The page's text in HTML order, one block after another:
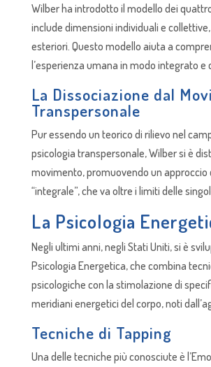
Wilber ha introdotto il modello dei
include dimensioni individuali e
esteriori. Questo modello aiuta a
l’esperienza umana in modo integrato e
La Dissociazione dal
Transpersonale
Pur essendo un teorico di rilievo nel
psicologia transpersonale, Wilber si è
movimento, promuovendo un approccio
“integrale”, che va oltre i limiti delle
La Psicologia
Negli ultimi anni, negli Stati Uniti, si è
Psicologia Energetica, che combina
psicologiche con la stimolazione di
meridiani energetici del corpo, noti
Tecniche di Tapping
Una delle tecniche più conosciute è